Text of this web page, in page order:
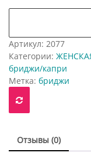
Артикул: 2077
Категории:
бриджи/капри
Метка: бриджи
Отзывы (0)